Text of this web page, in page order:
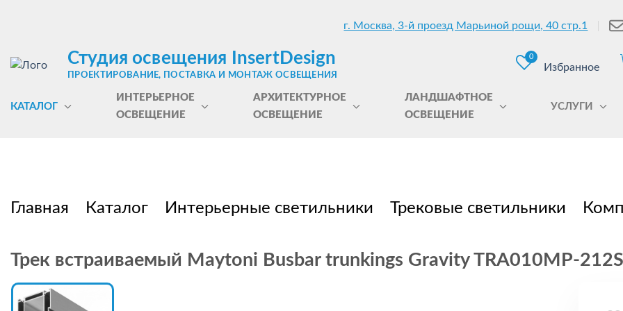
г. Москва, 3-й проезд Марьиной рощи, 40 стр.1
Студия освещения InsertDesign
ПРОЕКТИРОВАНИЕ, ПОСТАВКА И МОНТАЖ ОСВЕЩЕНИЯ
0
Избранное
КАТАЛОГ
ИНТЕРЬЕРНОЕ
ОСВЕЩЕНИЕ
АРХИТЕКТУРНОЕ
ОСВЕЩЕНИЕ
ЛАНДШАФТНОЕ
ОСВЕЩЕНИЕ
УСЛУГИ
Главная Каталог Интерьерные светильники Трековые светильники
Трек встраиваемый Maytoni Busbar trunkings Gravity TRA010MP-212S